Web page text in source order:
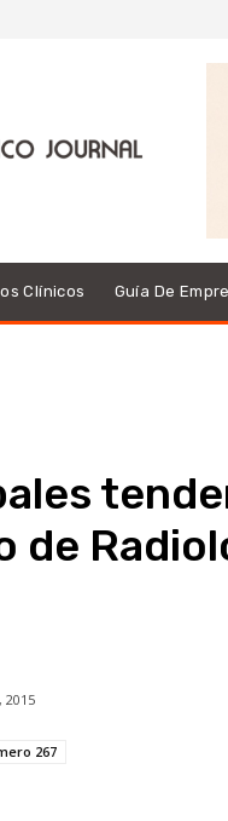
Clínicos Guía De
de
2015
267